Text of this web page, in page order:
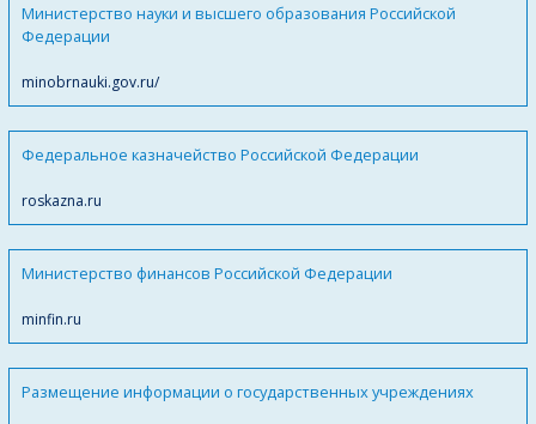
Министерство науки и высшего образования Российской
Федерации
minobrnauki.gov.ru/
Федеральное казначейство Российской Федерации
roskazna.ru
Министерство финансов Российской Федерации
minfin.ru
Размещение информации о государственных учреждениях